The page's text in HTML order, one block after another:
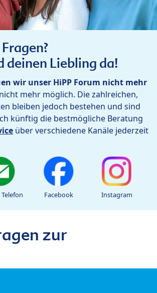
deinen Liebling da!
wir unser HiPP Forum nicht mehr
mehr möglich. Die zahlreichen,
bleiben jedoch bestehen und sind
künftig die bestmögliche Beratung
über verschiedene Kanäle jederzeit
Facebook Instagram
zur